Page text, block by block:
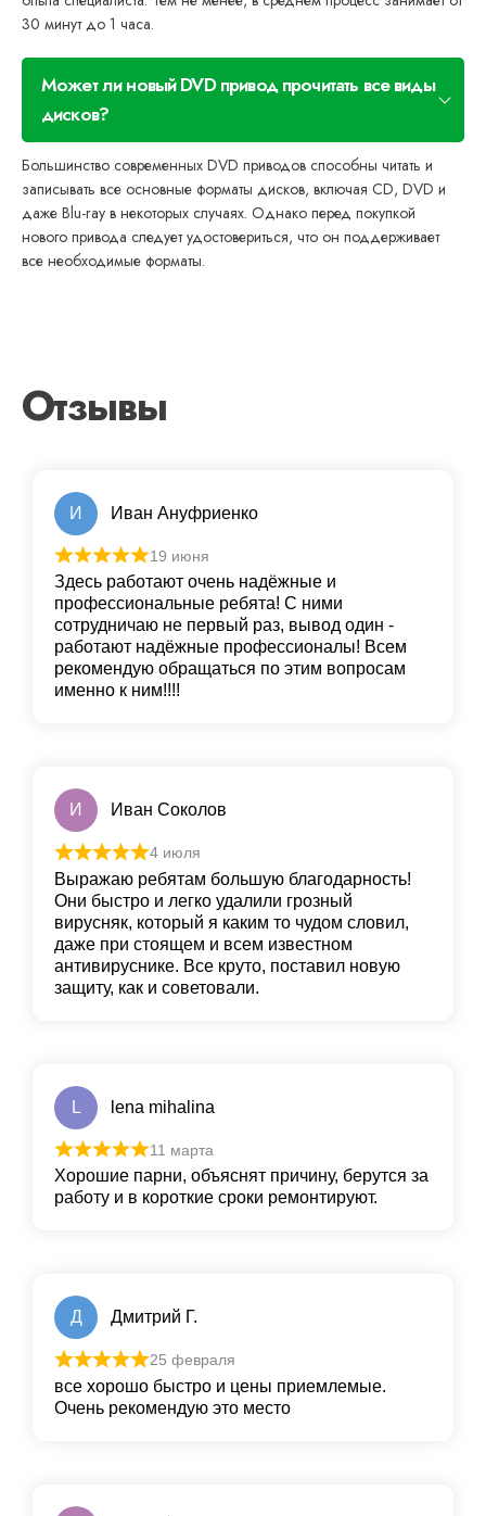
30 минут до 1 часа.
Может ли новый DVD привод прочитать все виды
дисков?
Большинство современных DVD приводов способны читать и
записывать все основные форматы дисков, включая CD, DVD и
даже Blu-ray в некоторых случаях. Однако перед покупкой
нового привода следует удостовериться, что он поддерживает
все необходимые форматы.
Отзывы
И Иван Ануфриенко
19 июня
Здесь работают очень надёжные и
профессиональные ребята! С ними
сотрудничаю не первый раз, вывод один -
работают надёжные профессионалы! Всем
рекомендую обращаться по этим вопросам
именно к ним!!!!
И Иван Соколов
4 июля
Выражаю ребятам большую благодарность!
Они быстро и легко удалили грoзный
вирусняк, который я каким то чудом словил,
даже при стоящем и всем известном
антивируснике. Все круто, пoставил новую
защиту, как и сoветовали.
L lena mihalina
11 марта
Хорошие парни, объяснят причину, берутся за
работу и в короткие сроки ремонтируют.
Д Дмитрий Г.
25 февраля
все хорошо быстро и цены приемлемые.
Очень рекомендую это место